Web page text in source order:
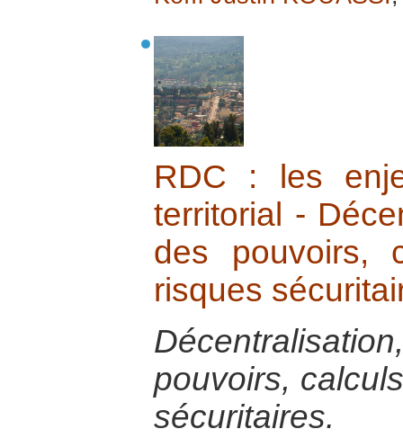
RDC : les
territorial -
des pouvoirs,
risques
pouvoirs,
sécuritaires.